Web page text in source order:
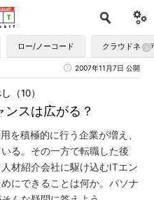
ロー/ノーコード クラウドネイ
2007年11月7日 公開
スは広がる？
（10）
を積極的に行う企業が増え、
る。その一方で転職した後
材紹介会社に駆け込むITエン
にできることは何か。パソナ